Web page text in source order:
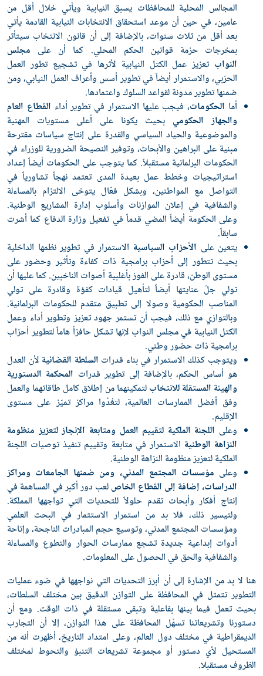
المجالس المحلية للمحافظات يسبق النيابية ويأتي خلال أقل من
عامين، في حين أن موعد استحقاق الانتخابات النيابية القادمة يأتي
بعد أقل من ثلاث سنوات، بالإضافة إلى أن قانون الانتخاب سيتأثر
بمخرجات حزمة قوانين الحكم المحلي. كما أن على مجلس
النواب تعزيز عمل الكتل النيابية لأثرها في تشجيع تطور العمل
الحزبي، والاستمرار أيضاً في تطوير أسس وأعراف العمل النيابي، ومن
ضمنها تطوير مدونة لقواعد السلوك واعتمادها.
أما الحكومات، فيجب عليها الاستمرار في تطوير أداء القطاع العام
والجهاز الحكومي بحيث يكونا على أعلى مستويات المهنية
والموضوعية والحياد السياسي والقدرة على إنتاج سياسات مقترحة
مبنية على البراهين والأبحاث، وتوفير النصيحة الضرورية للوزراء في
الحكومات البرلمانية مستقبلاً. كما يتوجب على الحكومات أيضاً إعداد
استراتيجيات وخطط عمل بعيدة المدى تعتمد نهجاً تشاورياً في
التواصل مع المواطنين، وبشكل فعّال يتوخى الالتزام بالمساءلة
والشفافية في إعلان الموازنات وأسلوب إدارة المشاريع الوطنية.
وعلى الحكومة أيضاً المضي قدماً في تفعيل وزارة الدفاع كما أشرت
سابقاً.
يتعين على الأحزاب السياسية الاستمرار في تطوير نظمها الداخلية
بحيث تتطور إلى أحزاب برامجية ذات كفاءة وتأثير وحضور على
مستوى الوطن، قادرة على الفوز بأغلبية أصوات الناخبين. كما عليها أن
تولي جلّ عنايتها أيضاً لتأهيل قيادات كفؤة وقادرة على تولي
المناصب الحكومية وصولا إلى تطبيق متقدم للحكومات البرلمانية.
وبالتوازي مع ذلك، فيجب أن تستمر جهود تعزيز وتطوير أداء وعمل
الكتل النيابية في مجلس النواب لإنها تشكل حافزاً هاماً لتطوير أحزاب
برامجية ذات حضور وطني.
ويتوجب كذلك الاستمرار في بناء قدرات السلطة القضائية لأن العدل
هو أساس الحكم، بالإضافة إلى تطوير قدرات المحكمة الدستورية
والهيئة المستقلة للانتخابلتمكينهما من إطلاق كامل طاقاتهما والعمل
وفق أفضل الممارسات العالمية، لتغْدُوا مراكز تميّز على مستوى
الإقليم.
وعلى اللجنة الملكية لتقييم العمل ومتابعة الإنجاز لتعزيز منظومة
النزاهة الوطنية الاستمرار في متابعة وتقييم تنفيذ توصيات اللجنة
الملكية لتعزيز منظومة النزاهة الوطنية.
وعلى مؤسسات المجتمع المدني، ومن ضمنها الجامعات ومراكز
الدراسات، إضافة إلى القطاع الخاصلعب دور أكبر في المساهمة في
إنتاج أفكار وأبحاث تقدم حلولاً للتحديات التي تواجهها المملكة.
ولتيسير ذلك، فلا بد من استمرار الاستثمار في البحث العلمي
ومؤسسات المجتمع المدني، وتوسيع حجم المبادرات الناجحة، وإتاحة
أدوات إبداعية جديدة تشجع ممارسات الحوار والتطوع والمساءلة
والشفافية والحق في الحصول على المعلومات.
هنا لا بد من الإشارة إلى أن أبرز التحديات التي نواجهها في ضوء عمليات
التطوير تتمثل في المحافظة على التوازن الدقيق بين مختلف السلطات،
بحيث تعمل فيما بينها بفاعلية وتبقى مستقلة في ذات الوقت. ومع أن
دستورنا وتشريعاتنا تسهّل المحافظة على هذا التوازن، إلا أن التجارب
الديمقراطية في مختلف دول العالم، وعلى امتداد التاريخ، أظهرت أنه من
المستحيل لأي دستور أو مجموعة تشريعات التنبؤ والتحوط لمختلف
الظروف مستقبلا.